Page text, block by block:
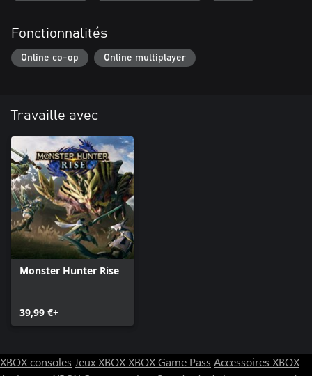
Fonctionnalités
Online co-op Online multiplayer
Travaille avec
Monster Hunter Rise
39,99 €+
XBOX consoles Jeux XBOXXBOX Game Pass Accessoires XBOX